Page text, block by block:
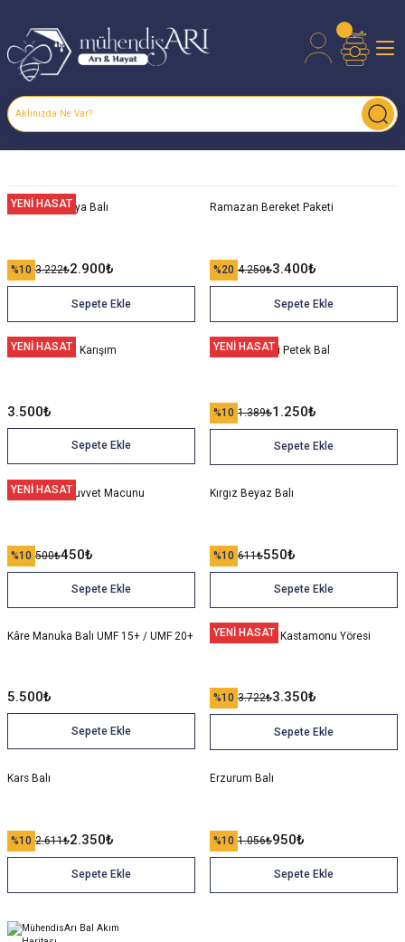
YENİ HASAT
Karakovan Kaya Balı
%10 3.222₺2.900₺
Sepete Ekle
Ramazan Bereket Paketi
%20 4.250₺3.400₺
Sepete Ekle
YENİ HASAT
Çörekotu Ballı Karışım
3.500₺
Sepete Ekle
YENİ HASAT
Pergalı Polenli Petek Bal
%10 1.389₺1.250₺
Sepete Ekle
YENİ HASAT
Performans Kuvvet Macunu
%10 500₺450₺
Sepete Ekle
Kırgız Beyaz Balı
%10 611₺550₺
Sepete Ekle
Kâre Manuka Balı UMF 15+ / UMF 20+
5.500₺
Sepete Ekle
YENİ HASAT
Kestane Balı - Kastamonu Yöresi
%10 3.722₺3.350₺
Sepete Ekle
Kars Balı
%10 2.611₺2.350₺
Sepete Ekle
Erzurum Balı
%10 1.056₺950₺
Sepete Ekle